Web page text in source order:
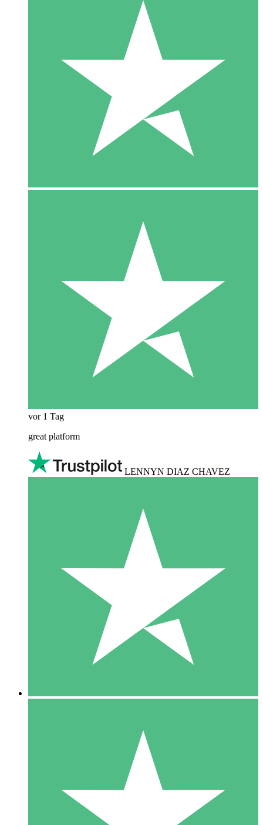
vor 1 Tag
great platform
LENNYN DIAZ CHAVEZ